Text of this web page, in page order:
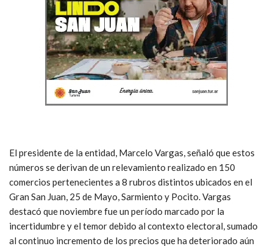
El presidente de la entidad, Marcelo Vargas, señaló que estos
números se derivan de un relevamiento realizado en 150
comercios pertenecientes a 8 rubros distintos ubicados en el
Gran San Juan, 25 de Mayo, Sarmiento y Pocito. Vargas
destacó que noviembre fue un período marcado por la
incertidumbre y el temor debido al contexto electoral, sumado
al continuo incremento de los precios que ha deteriorado aún